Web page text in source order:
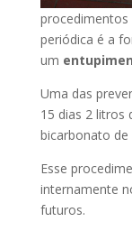
procedimentos
periódica é a
um
Uma das
15 dias 2 litros
bicarbonato
Esse
internamente
futuros.